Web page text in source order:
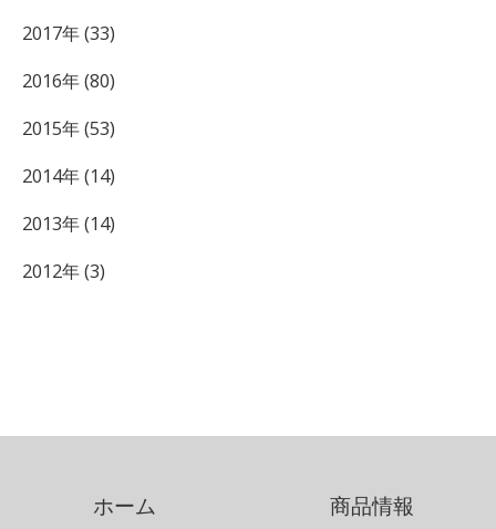
2017年 (33)
2016年 (80)
2015年 (53)
2014年 (14)
2013年 (14)
2012年 (3)
ホーム 商品情報